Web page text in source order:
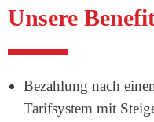
Unsere
Bezahlung nach
Tarifsystem mit